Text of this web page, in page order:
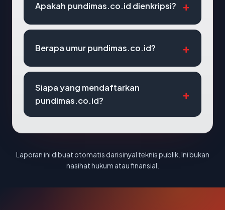
Apakah pundimas.co.id dienkripsi?
Berapa umur pundimas.co.id?
Siapa yang mendaftarkan
pundimas.co.id?
Laporan ini dibuat otomatis dari sinyal teknis publik. Ini bukan
nasihat hukum atau finansial.